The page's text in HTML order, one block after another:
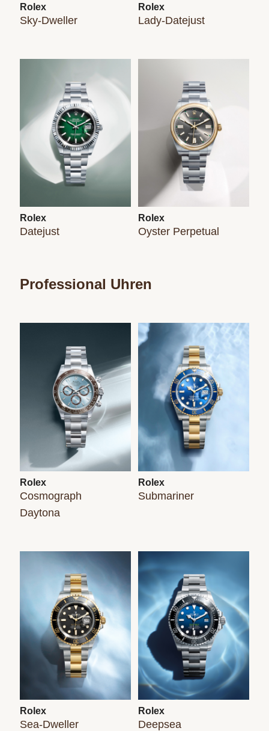
Rolex
Sky-Dweller
Rolex
Lady-Datejust
Rolex
Datejust
Rolex
Oyster Perpetual
Professional Uhren
Rolex
Cosmograph
Daytona
Rolex
Submariner
Rolex
Sea‑Dweller
Rolex
Deepsea